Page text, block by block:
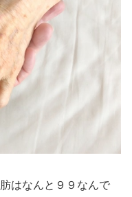
はなんと９９なんで